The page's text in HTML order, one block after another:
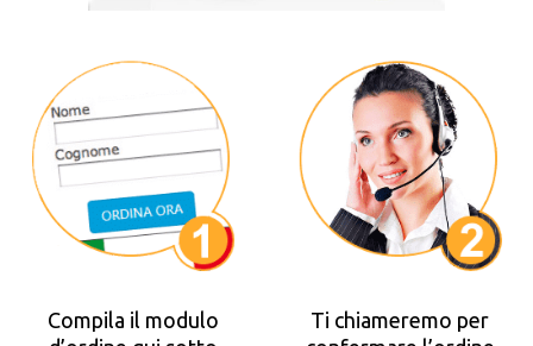
Compila il modulo
Ti chiameremo per